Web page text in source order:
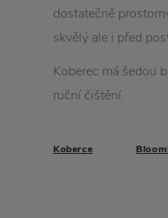
dostatečně
skvělý ale i před
Koberec má šedou
ruční čištění.
Koberce